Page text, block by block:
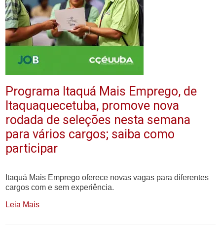
Programa Itaquá Mais Emprego, de
Itaquaquecetuba, promove nova
rodada de seleções nesta semana
para vários cargos; saiba como
participar
Itaquá Mais Emprego oferece novas vagas para diferentes
cargos com e sem experiência.
Leia Mais